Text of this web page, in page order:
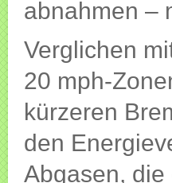
abnahmen –
Verglichen
20 mph-
kürzeren
den
Abgasen,